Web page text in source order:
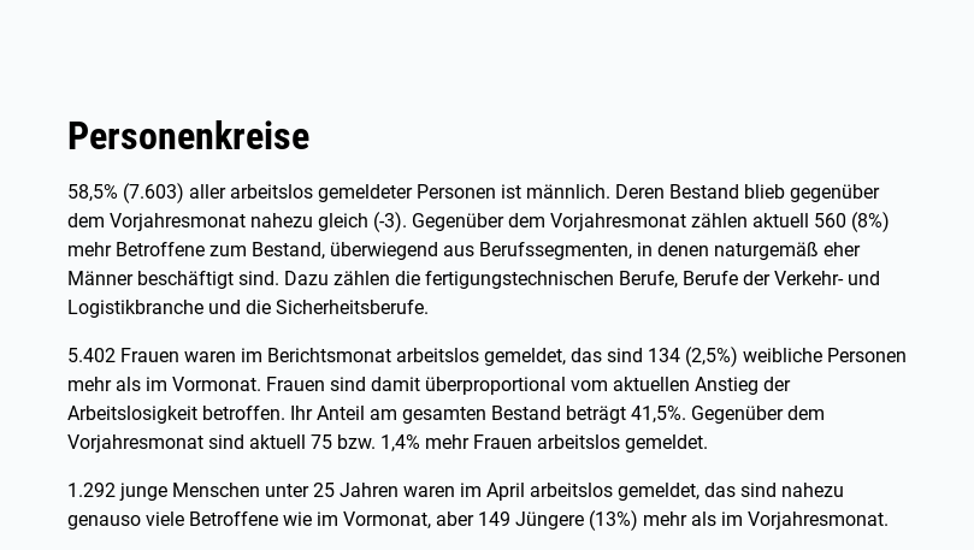
Personenkreise
58,5% (7.603) aller arbeitslos gemeldeter Personen ist männlich. Deren Bestand blieb gegenüber
dem Vorjahresmonat nahezu gleich (-3). Gegenüber dem Vorjahresmonat zählen aktuell 560 (8%)
mehr Betroffene zum Bestand, überwiegend aus Berufssegmenten, in denen naturgemäß eher
Männer beschäftigt sind. Dazu zählen die fertigungstechnischen Berufe, Berufe der Verkehr- und
Logistikbranche und die Sicherheitsberufe.
5.402 Frauen waren im Berichtsmonat arbeitslos gemeldet, das sind 134 (2,5%) weibliche Personen
mehr als im Vormonat. Frauen sind damit überproportional vom aktuellen Anstieg der
Arbeitslosigkeit betroffen. Ihr Anteil am gesamten Bestand beträgt 41,5%. Gegenüber dem
Vorjahresmonat sind aktuell 75 bzw. 1,4% mehr Frauen arbeitslos gemeldet.
1.292 junge Menschen unter 25 Jahren waren im April arbeitslos gemeldet, das sind nahezu
genauso viele Betroffene wie im Vormonat, aber 149 Jüngere (13%) mehr als im Vorjahresmonat.